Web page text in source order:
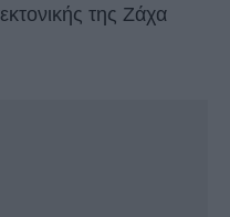
της Ζάχα